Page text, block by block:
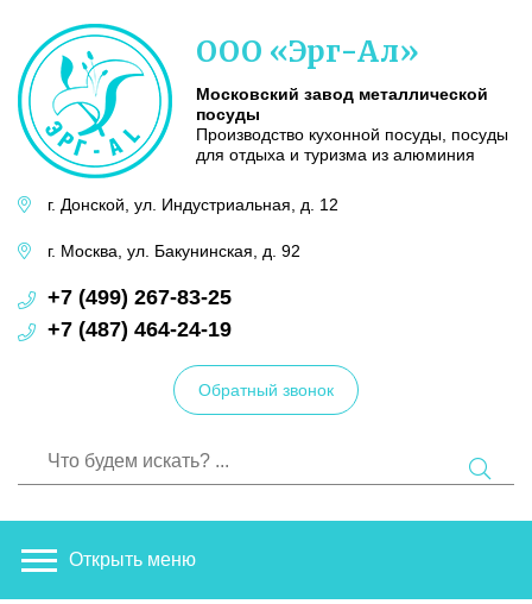
завод
посуды
ООО «Эрг-Ал»
Московский завод металлической
посуды
Производство кухонной посуды, посуды
для отдыха и туризма из алюминия
г. Донской, ул. Индустриальная, д. 12
г. Москва, ул. Бакунинская, д. 92
+7 (499) 267-83-25
+7 (487) 464-24-19
Обратный звонок
Открыть меню